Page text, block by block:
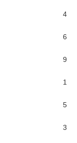
4
6
9
1
5
3